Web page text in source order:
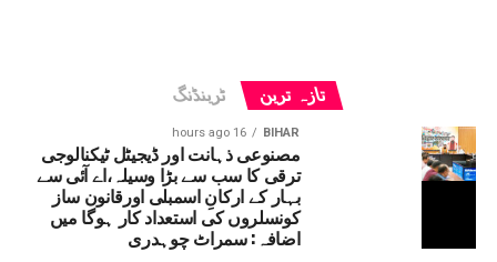
تازہ ترین ٹرینڈنگ
BIHAR
16 hours ago
مصنوعی ذہانت اور ڈیجیٹل ٹیکنالوجی
ترقی کا سب سے بڑا وسیلہ،اے آئی سے
بہار کے ارکانِ اسمبلی اورقانون ساز
کونسلروں کی استعداد کار ہوگا میں
اضافہ: سمراٹ چوہدری